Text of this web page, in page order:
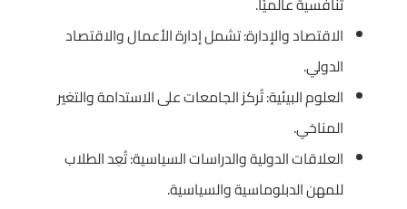
الاقتصاد والإدارة: تشمل إدارة الأعمال والاقتصاد
الدولي.
العلوم البيئية: تُركز الجامعات على الاستدامة والتغير
المناخي.
العلاقات الدولية والدراسات السياسية: تُعِد الطلاب
للمهن الدبلوماسية والسياسية.